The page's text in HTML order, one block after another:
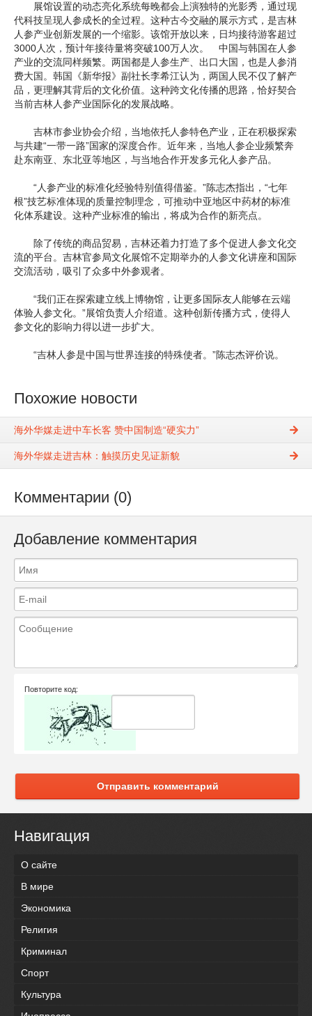
展馆设置的动态亮化系统每晚都会上演独特的光影秀，通过现
代科技呈现人参成长的全过程。这种古今交融的展示方式，是吉林
人参产业创新发展的一个缩影。该馆开放以来，日均接待游客超过
3000人次，预计年接待量将突破100万人次。 中国与韩国在人参
产业的交流同样频繁。两国都是人参生产、出口大国，也是人参消
费大国。韩国《新华报》副社长李希江认为，两国人民不仅了解产
品，更理解其背后的文化价值。这种跨文化传播的思路，恰好契合
当前吉林人参产业国际化的发展战略。
吉林市参业协会介绍，当地依托人参特色产业，正在积极探索
与共建“一带一路”国家的深度合作。近年来，当地人参企业频繁奔
赴东南亚、东北亚等地区，与当地合作开发多元化人参产品。
“人参产业的标准化经验特别值得借鉴。”陈志杰指出，“七年
根”技艺标准体现的质量控制理念，可推动中亚地区中药材的标准
化体系建设。这种产业标准的输出，将成为合作的新亮点。
除了传统的商品贸易，吉林还着力打造了多个促进人参文化交
流的平台。吉林官参局文化展馆不定期举办的人参文化讲座和国际
交流活动，吸引了众多中外参观者。
“我们正在探索建立线上博物馆，让更多国际友人能够在云端
体验人参文化。”展馆负责人介绍道。这种创新传播方式，使得人
参文化的影响力得以进一步扩大。
“吉林人参是中国与世界连接的特殊使者。”陈志杰评价说。
Похожие новости
海外华媒走进中车长客 赞中国制造“硬实力”
海外华媒走进吉林：触摸历史见证新貌
Комментарии (0)
Добавление комментария
Повторите код:
Отправить комментарий
Навигация
О сайте
В мире
Экономика
Религия
Криминал
Спорт
Культура